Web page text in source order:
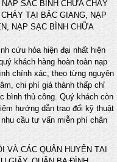
SẠC BÌNH CHỮA CHÁY
TẠI BẮC GIANG, NẠP
NẠP SẠC BÌNH CHỮA
cứu hỏa hiện đại nhất hiện
khách hàng hoàn toàn nạp
chính xác, theo từng nguyên
chi phí giá thành thấp chỉ
bình thủ công. Quý khách còn
hướng dẫn trao đổi kỹ thuật
cầu tư vấn miễn phí chân
VÀ CÁC QUẬN HUYỆN TẠI